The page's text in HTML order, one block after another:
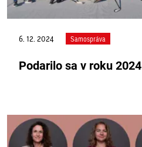
6. 12. 2024 Samospráva
Podarilo sa v roku 2024